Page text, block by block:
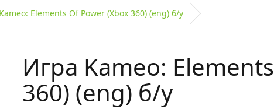
Elements Of Power (Xbox 360) (eng) б/у
Игра Kameo:
360) (eng) б/у